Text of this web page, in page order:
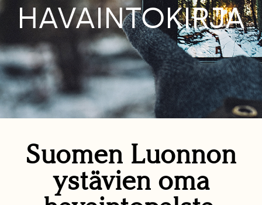
HAVAINTOKIRJA
Suomen Luonnon
ystävien oma